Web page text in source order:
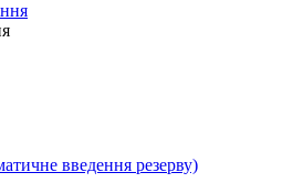
введення резерву)